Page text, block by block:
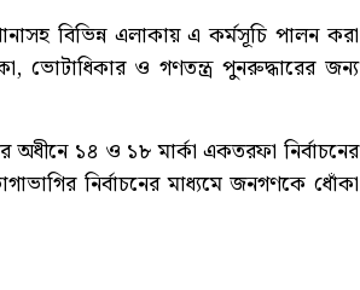
বিভিন্ন এলাকায় এ কর্মসূচি পালন করা
ভোটাধিকার ও গণতন্ত্র পুনরুদ্ধারের জন্য
১৪ ও ১৮ মার্কা একতরফা নির্বাচনের
নির্বাচনের মাধ্যমে জনগণকে ধোঁকা